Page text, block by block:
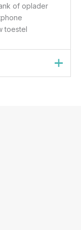
of oplader
toestel